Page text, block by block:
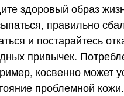
здоровый образ
правильно
и постарайтесь
привычек.
косвенно может
проблемной кожи.